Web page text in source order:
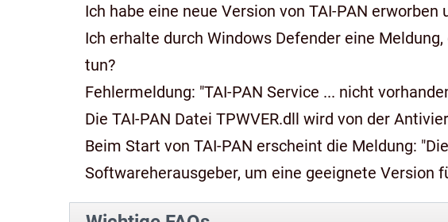
Ich habe eine neue Version von TAI-PAN
Ich erhalte durch Windows Defender eine
tun?
Fehlermeldung: "TAI-PAN Service ... nicht
Die TAI-PAN Datei TPWVER.dll wird von der
Beim Start von TAI-PAN erscheint die Meldung: "Diese App kann auf dem PC nicht
Softwareherausgeber, um eine geeignete Version